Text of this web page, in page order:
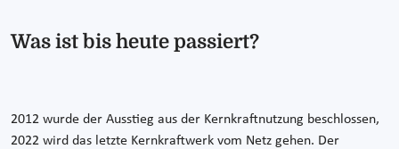
Was ist bis heute passiert?
2012 wurde der Ausstieg aus der Kernkraftnutzung beschlossen,
2022 wird das letzte Kernkraftwerk vom Netz gehen. Der